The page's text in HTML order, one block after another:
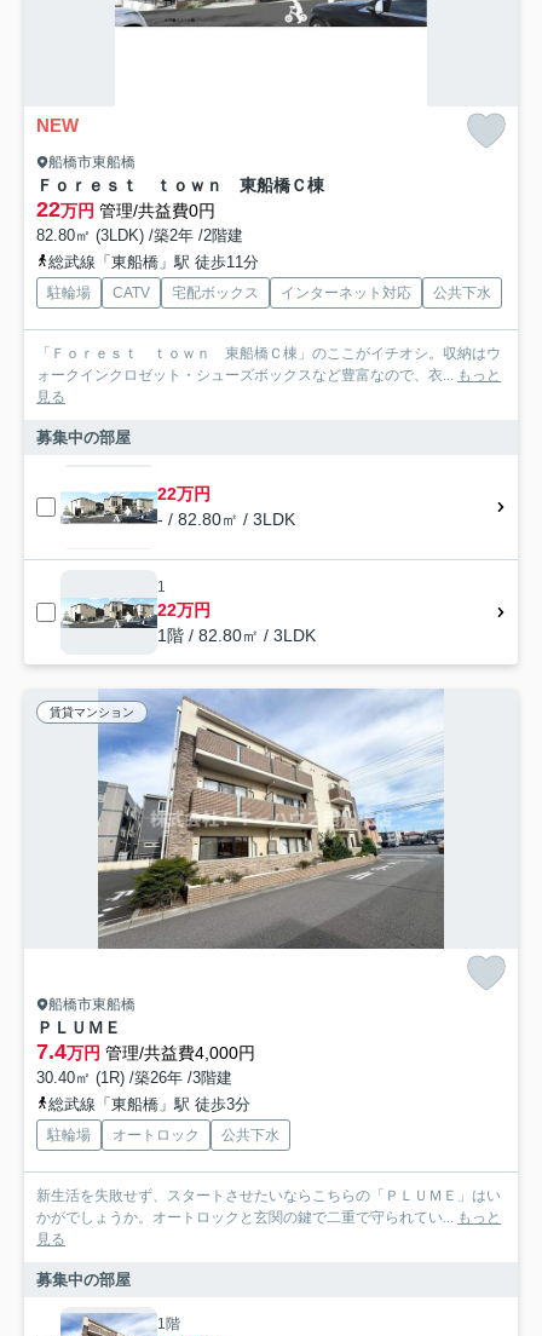
NEW
船橋市東船橋
Ｆｏｒｅｓｔ ｔｏｗｎ 東船橋Ｃ棟
22万円 管理/共益費0円
82.80㎡ (3LDK) /築2年 /2階建
総武線「東船橋」駅 徒歩11分
駐輪場 CATV 宅配ボックス インターネット対応 公共下水
「Ｆｏｒｅｓｔ ｔｏｗｎ 東船橋Ｃ棟」のここがイチオシ。収納はウ
ォークインクロゼット・シューズボックスなど豊富なので、衣... もっと
見る
募集中の部屋
22万円
- / 82.80㎡ / 3LDK
1
22万円
1階 / 82.80㎡ / 3LDK
賃貸マンション
船橋市東船橋
ＰＬＵＭＥ
7.4万円 管理/共益費4,000円
30.40㎡ (1R) /築26年 /3階建
総武線「東船橋」駅 徒歩3分
駐輪場 オートロック 公共下水
新生活を失敗せず、スタートさせたいならこちらの「ＰＬＵＭＥ」はい
かがでしょうか。オートロックと玄関の鍵で二重で守られてい... もっと
見る
募集中の部屋
1階